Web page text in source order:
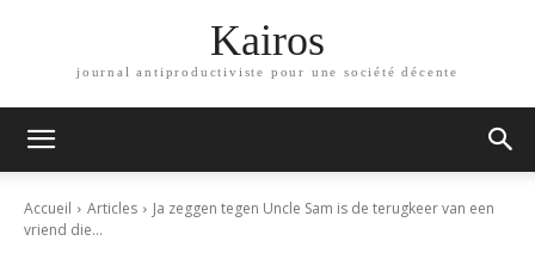
Kairos
journal antiproductiviste pour une société décente
Accueil Articles
Ja zeggen tegen Uncle Sam is de terugkeer van een
vriend die...